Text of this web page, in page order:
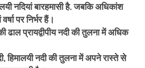
नदियां बारहमासी है. जबकि अधिकांश
पर निर्भर हैं।
ढाल प्रायद्वीपीय नदी की तुलना में अधिक
हिमालयी नदी की तुलना में अपने रास्ते से